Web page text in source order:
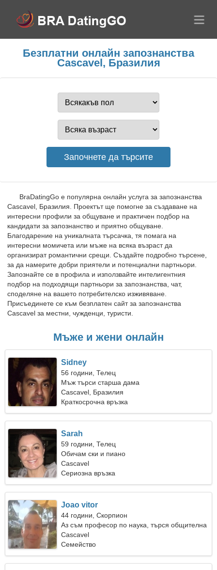
Безплатни онлайн запознанства
Cascavel, Бразилия
BraDatingGo е популярна онлайн услуга за запознанства
Cascavel, Бразилия. Проектът ще помогне за създаване на
интересни профили за общуване и практичен подбор на
кандидати за запознанство и приятно общуване.
Благодарение на уникалната търсачка, тя помага на
интересни момичета или мъже на всяка възраст да
организират романтични срещи. Създайте подробно търсене,
за да намерите добри приятели и потенциални партньори.
Запознайте се в профила и използвайте интелигентния
подбор на подходящи партньори за запознанства, чат,
споделяне на вашето потребителско изживяване.
Присъединете се към безплатен сайт за запознанства
Cascavel за местни, чужденци, туристи.
Мъже и жени онлайн
Sidney
56 години, Телец
Мъж търси старша дама
Cascavel, Бразилия
Краткосрочна връзка
Sarah
59 години, Телец
Обичам ски и пиано
Cascavel
Сериозна връзка
Joao vitor
44 години, Скорпион
Аз съм професор по наука, търся общителна
жена
Cascavel
Семейство